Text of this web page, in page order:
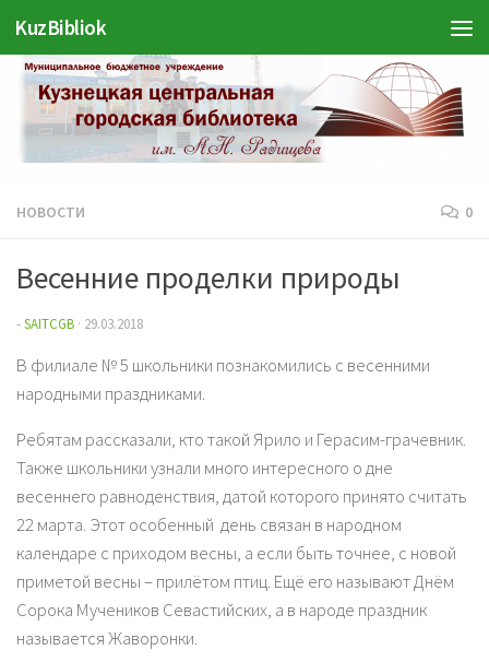
Перейти к содержимому
KuzBibliok
НОВОСТИ 0
Весенние проделки природы
-SAITCGB · 29.03.2018
В филиале № 5 школьники познакомились с весенними
народными праздниками.
Ребятам рассказали, кто такой Ярило и Герасим-грачевник.
Также школьники узнали много интересного о дне
весеннего равноденствия, датой которого принято считать
22 марта. Этот особенный день связан в народном
календаре с приходом весны, а если быть точнее, с новой
приметой весны – прилётом птиц. Ещё его называют Днём
Сорока Мучеников Севастийских, а в народе праздник
называется Жаворонки.